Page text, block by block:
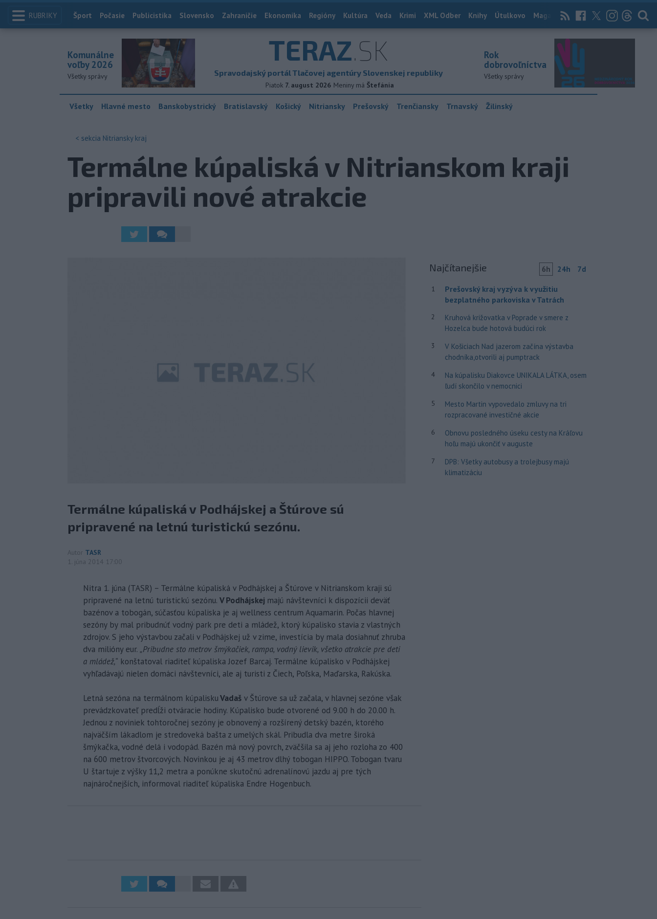
RUBRIKY Index
Šport Počasie Publicistika Slovensko Zahraničie Ekonomika Regióny Kultúra Veda Krimi XML Odber Knihy Útulkovo Magazín News Now Archív
TERAZ.SK
Spravodajský portál Tlačovej agentúry Slovenskej republiky
Piatok 7. august 2026 Meniny má Štefánia
Komunálne
voľby 2026
Všetky správy
Rok
dobrovoľníctva
Všetky správy
Všetky Hlavné mesto Banskobystrický Bratislavský Košický Nitriansky Prešovský Trenčiansky Trnavský Žilinský
< sekcia Nitriansky kraj
Termálne kúpaliská v Nitrianskom kraji
pripravili nové atrakcie
Termálne kúpaliská v Podhájskej a Štúrove sú
pripravené na letnú turistickú sezónu.
Autor TASR
1. júna 2014 17:00
Nitra 1. júna (TASR) – Termálne kúpaliská v Podhájskej a Štúrove v Nitrianskom kraji sú
pripravené na letnú turistickú sezónu. V Podhájskej majú návštevníci k dispozícii deväť
bazénov a tobogán, súčasťou kúpaliska je aj wellness centrum Aquamarin. Počas hlavnej
sezóny by mal pribudnúť vodný park pre deti a mládež, ktorý kúpalisko stavia z vlastných
zdrojov. S jeho výstavbou začali v Podhájskej už v zime, investícia by mala dosiahnuť zhruba
dva milióny eur. „Pribudne sto metrov šmýkačiek, rampa, vodný lievik, všetko atrakcie pre deti
a mládež,“ konštatoval riaditeľ kúpaliska Jozef Barcaj. Termálne kúpalisko v Podhájskej
vyhľadávajú nielen domáci návštevníci, ale aj turisti z Čiech, Poľska, Maďarska, Rakúska.
Letná sezóna na termálnom kúpaliskuVadaš v Štúrove sa už začala, v hlavnej sezóne však
prevádzkovateľ predĺži otváracie hodiny. Kúpalisko bude otvorené od 9.00 h do 20.00 h.
Jednou z noviniek tohtoročnej sezóny je obnovený a rozšírený detský bazén, ktorého
najväčším lákadlom je stredoveká bašta z umelých skál. Pribudla dva metre široká
šmýkačka, vodné delá i vodopád. Bazén má nový povrch, zväčšila sa aj jeho rozloha zo 400
na 600 metrov štvorcových. Novinkou je aj 43 metrov dlhý tobogan HIPPO. Tobogan tvaru
U štartuje z výšky 11,2 metra a ponúkne skutočnú adrenalínovú jazdu aj pre tých
najnáročnejších, informoval riaditeľ kúpaliska Endre Hogenbuch.
Najčítanejšie 6h 24h 7d
1
Prešovský kraj vyzýva k využitiu
bezplatného parkoviska v Tatrách
2
Kruhová križovatka v Poprade v smere z
Hozelca bude hotová budúci rok
3
V Košiciach Nad jazerom začína výstavba
chodníka,otvorili aj pumptrack
4
Na kúpalisku Diakovce UNIKALA LÁTKA, osem
ľudí skončilo v nemocnici
5
Mesto Martin vypovedalo zmluvy na tri
rozpracované investičné akcie
6
Obnovu posledného úseku cesty na Kráľovu
hoľu majú ukončiť v auguste
7
DPB: Všetky autobusy a trolejbusy majú
klimatizáciu